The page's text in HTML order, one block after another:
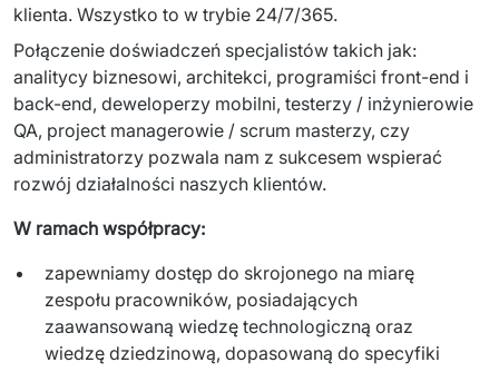
Serwis IT i AGD
↳ Serwis RTV i AGD
↳ Serwis IT
Dystrybucja i Produkty
PRODUKTY
Euvic Billing System
Produkty z obszaru Przemysł 4.0
klienta. Wszystko to w trybie 24/7/365.
Połączenie doświadczeń specjalistów takich jak:
analitycy biznesowi, architekci, programiści front-end i
back-end, deweloperzy mobilni, testerzy / inżynierowie
QA, project managerowie / scrum masterzy, czy
administratorzy pozwala nam z sukcesem wspierać
rozwój działalności naszych klientów.
W ramach współpracy:
zapewniamy dostęp do skrojonego na miarę
zespołu pracowników, posiadających
zaawansowaną wiedzę technologiczną oraz
wiedzę dziedzinową, dopasowaną do specyfiki